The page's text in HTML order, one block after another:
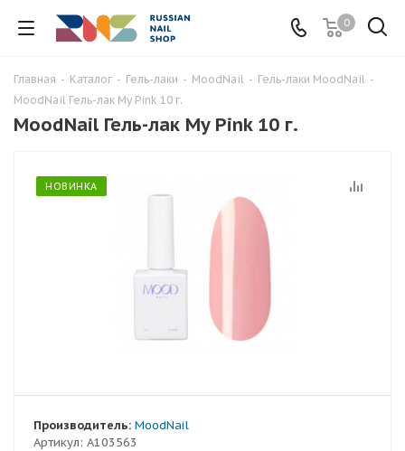
0
Главная - Каталог - Гель-лаки - MoodNail - Гель-лаки MoodNail -
MoodNail Гель-лак My Pink 10 г.
MoodNail Гель-лак My Pink 10 г.
НОВИНКА
Артикул: A103563
Производитель: MoodNail